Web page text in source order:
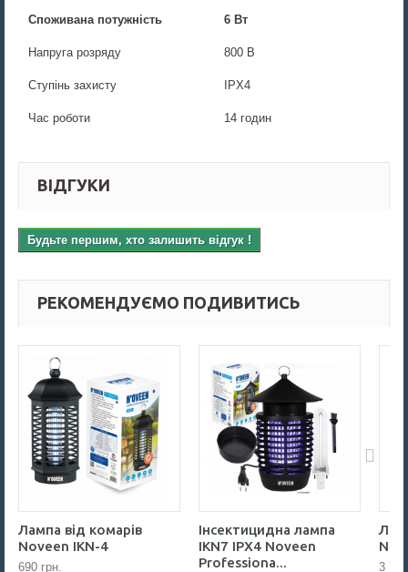
Споживана потужність 6 Вт
Напруга розряду 800 В
Ступінь захисту IPХ4
Час роботи 14 годин
ВІДГУКИ
Будьте першим, хто залишить відгук !
РЕКОМЕНДУЄМО ПОДИВИТИСЬ
Лампа від комарів
Noveen IKN-4
690 грн.
Інсектицидна лампа
IKN7 IPX4 Noveen
Professiona...
3